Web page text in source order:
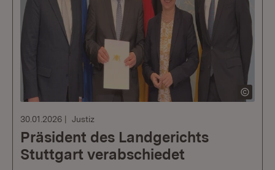
30.01.2026 Justiz
Präsident des Landgerichts
Stuttgart verabschiedet